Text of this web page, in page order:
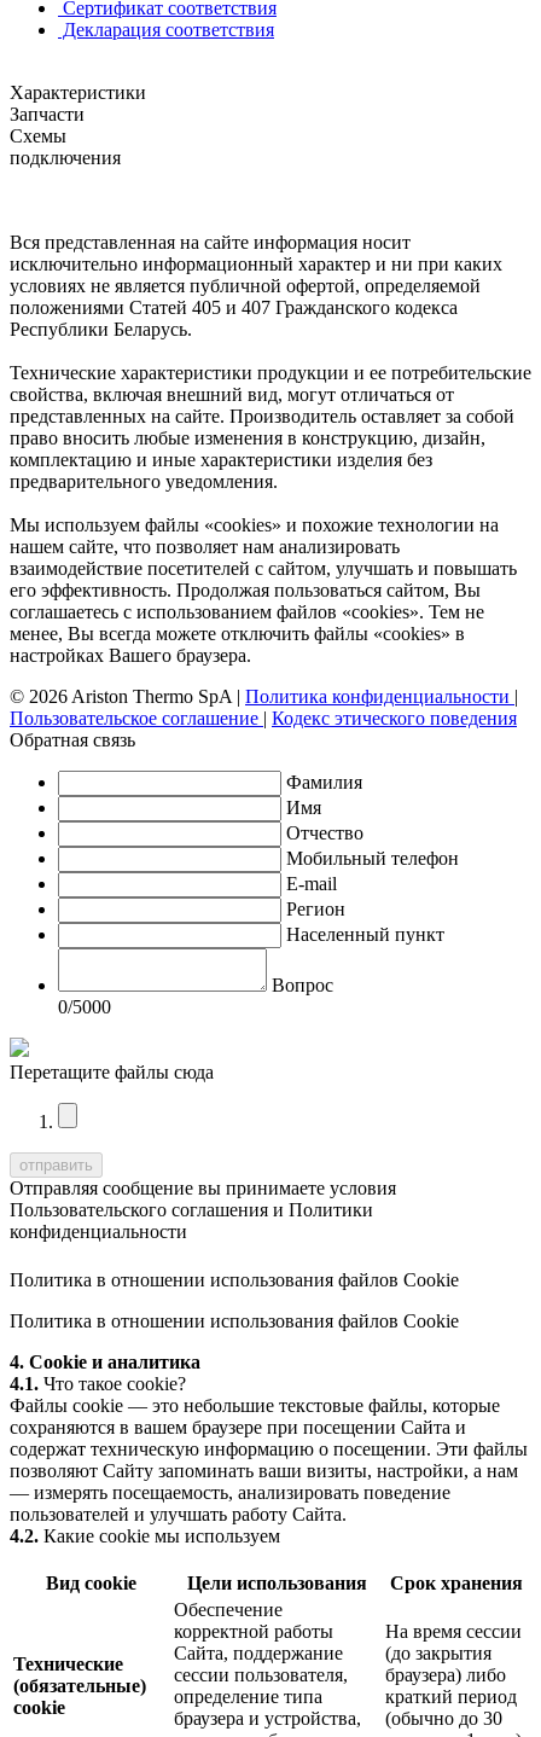
Сертификат соответствия
Декларация соответствия
Характеристики
Запчасти
Схемы
подключения
Вся представленная на сайте информация носит
исключительно информационный характер и ни при каких
условиях не является публичной офертой, определяемой
положениями Статей 405 и 407 Гражданского кодекса
Республики Беларусь.
Технические характеристики продукции и ее потребительские
свойства, включая внешний вид, могут отличаться от
представленных на сайте. Производитель оставляет за собой
право вносить любые изменения в конструкцию, дизайн,
комплектацию и иные характеристики изделия без
предварительного уведомления.
Мы используем файлы «cookies» и похожие технологии на
нашем сайте, что позволяет нам анализировать
взаимодействие посетителей с сайтом, улучшать и повышать
его эффективность. Продолжая пользоваться сайтом, Вы
соглашаетесь с использованием файлов «cookies». Тем не
менее, Вы всегда можете отключить файлы «cookies» в
настройках Вашего браузера.
© 2026 Ariston Thermo SpA | Политика конфиденциальности |
Пользовательское соглашение | Кодекс этического поведения
Обратная связь
Фамилия
Имя
Отчество
Мобильный телефон
E-mail
Регион
Населенный пункт
Вопрос
0/5000
Перетащите файлы сюда
Отправляя сообщение вы принимаете условия
Пользовательского соглашения и Политики
конфиденциальности
Политика в отношении использования файлов Cookie
Политика в отношении использования файлов Cookie
4. Cookie и аналитика
4.1. Что такое cookie?
Файлы cookie — это небольшие текстовые файлы, которые
сохраняются в вашем браузере при посещении Сайта и
содержат техническую информацию о посещении. Эти файлы
позволяют Сайту запоминать ваши визиты, настройки, а нам
— измерять посещаемость, анализировать поведение
пользователей и улучшать работу Сайта.
4.2. Какие cookie мы используем
Вид cookie Цели использования Срок хранения
Технические
(обязательные)
cookie
Обеспечение
корректной работы
Сайта, поддержание
сессии пользователя,
определение типа
браузера и устройства,
На время сессии
(до закрытия
браузера) либо
краткий период
(обычно до 30